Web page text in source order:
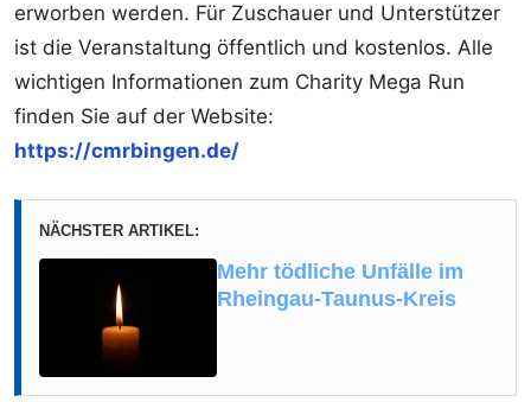
erworben werden. Für Zuschauer und Unterstützer
ist die Veranstaltung öffentlich und kostenlos. Alle
wichtigen Informationen zum Charity Mega Run
finden Sie auf der Website:
https://cmrbingen.de/
NÄCHSTER ARTIKEL:
Mehr tödliche Unfälle im
Rheingau-Taunus-Kreis